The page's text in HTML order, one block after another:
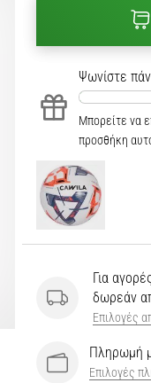
Ψωνίστε
Μπορείτε να
προσθήκη
Για
δωρεάν
Επιλογές
Πληρωμή
Επιλογές